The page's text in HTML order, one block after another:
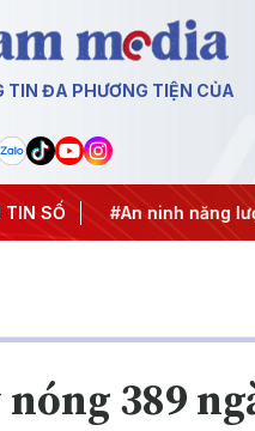
TIN ĐA PHƯƠNG TIỆN CỦA
TIN SỐ
Đông #An ninh năng lượng
389